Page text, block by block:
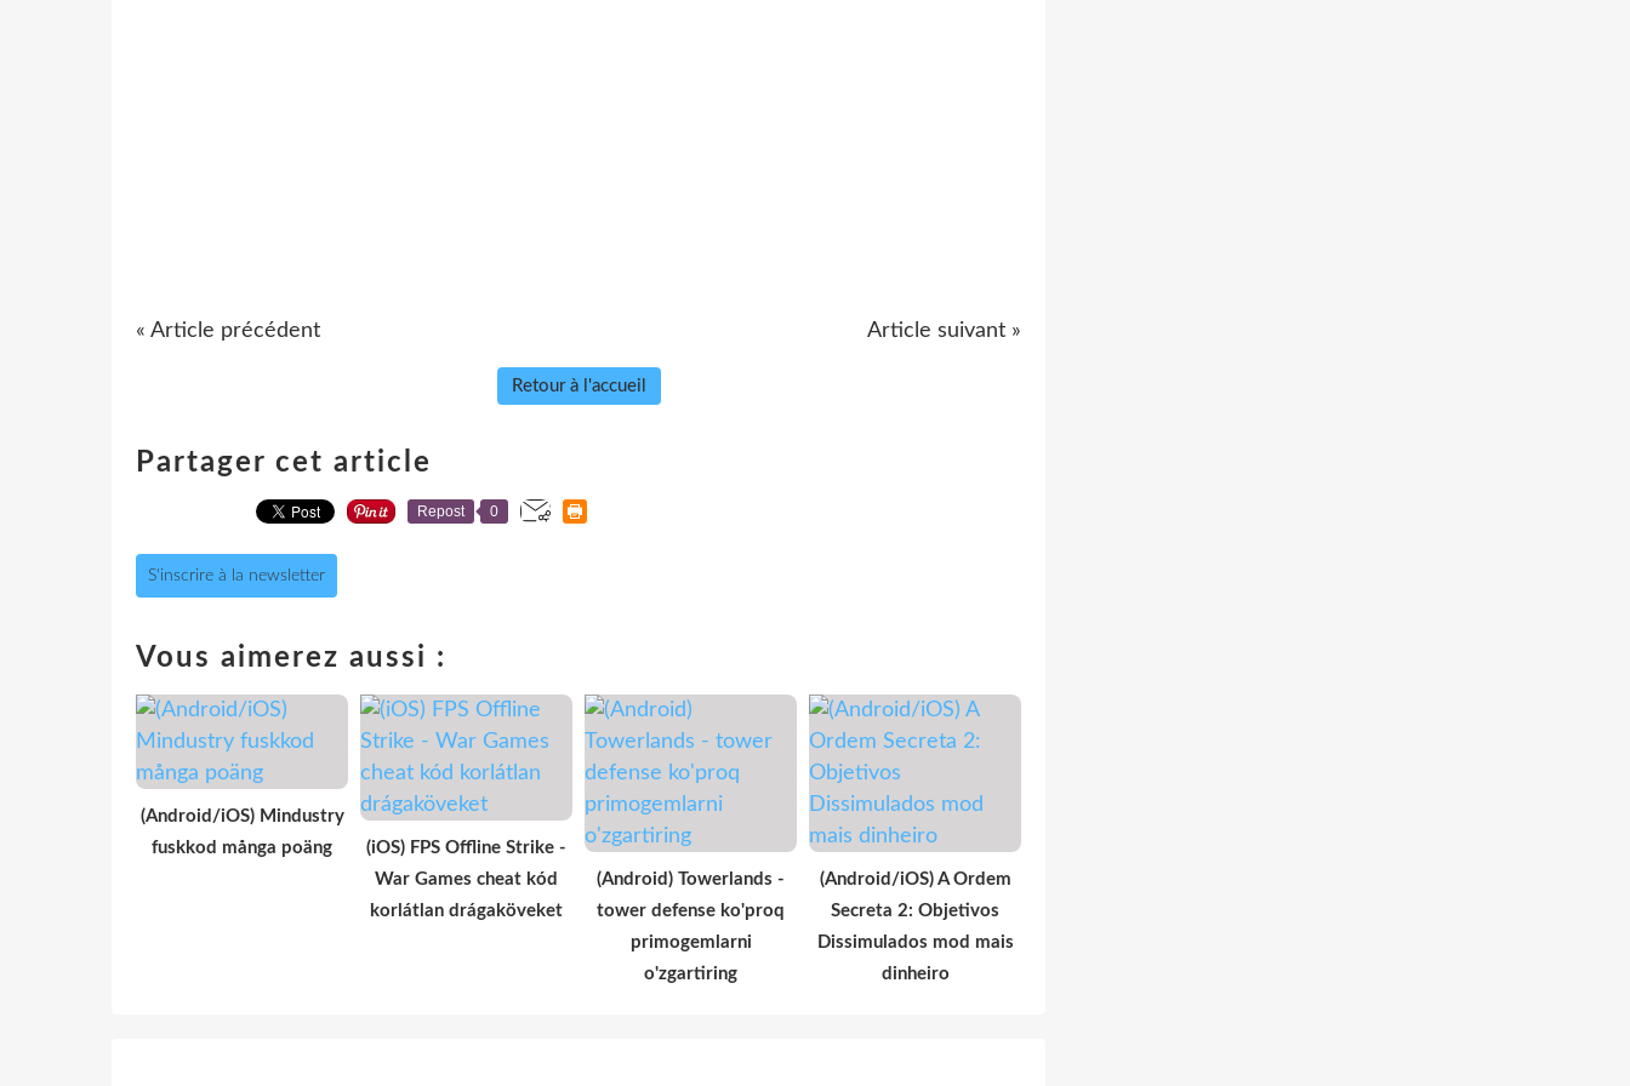
« Article précédent Article suivant »
Retour à l'accueil
Partager cet article
Repost 0
S'inscrire à la newsletter
Vous aimerez aussi :
(Android/iOS) Mindustry
fuskkod många poäng
(iOS) FPS Offline Strike -
War Games cheat kód
korlátlan drágaköveket
(Android) Towerlands -
tower defense ko'proq
primogemlarni
o'zgartiring
(Android/iOS) A Ordem
Secreta 2: Objetivos
Dissimulados mod mais
dinheiro